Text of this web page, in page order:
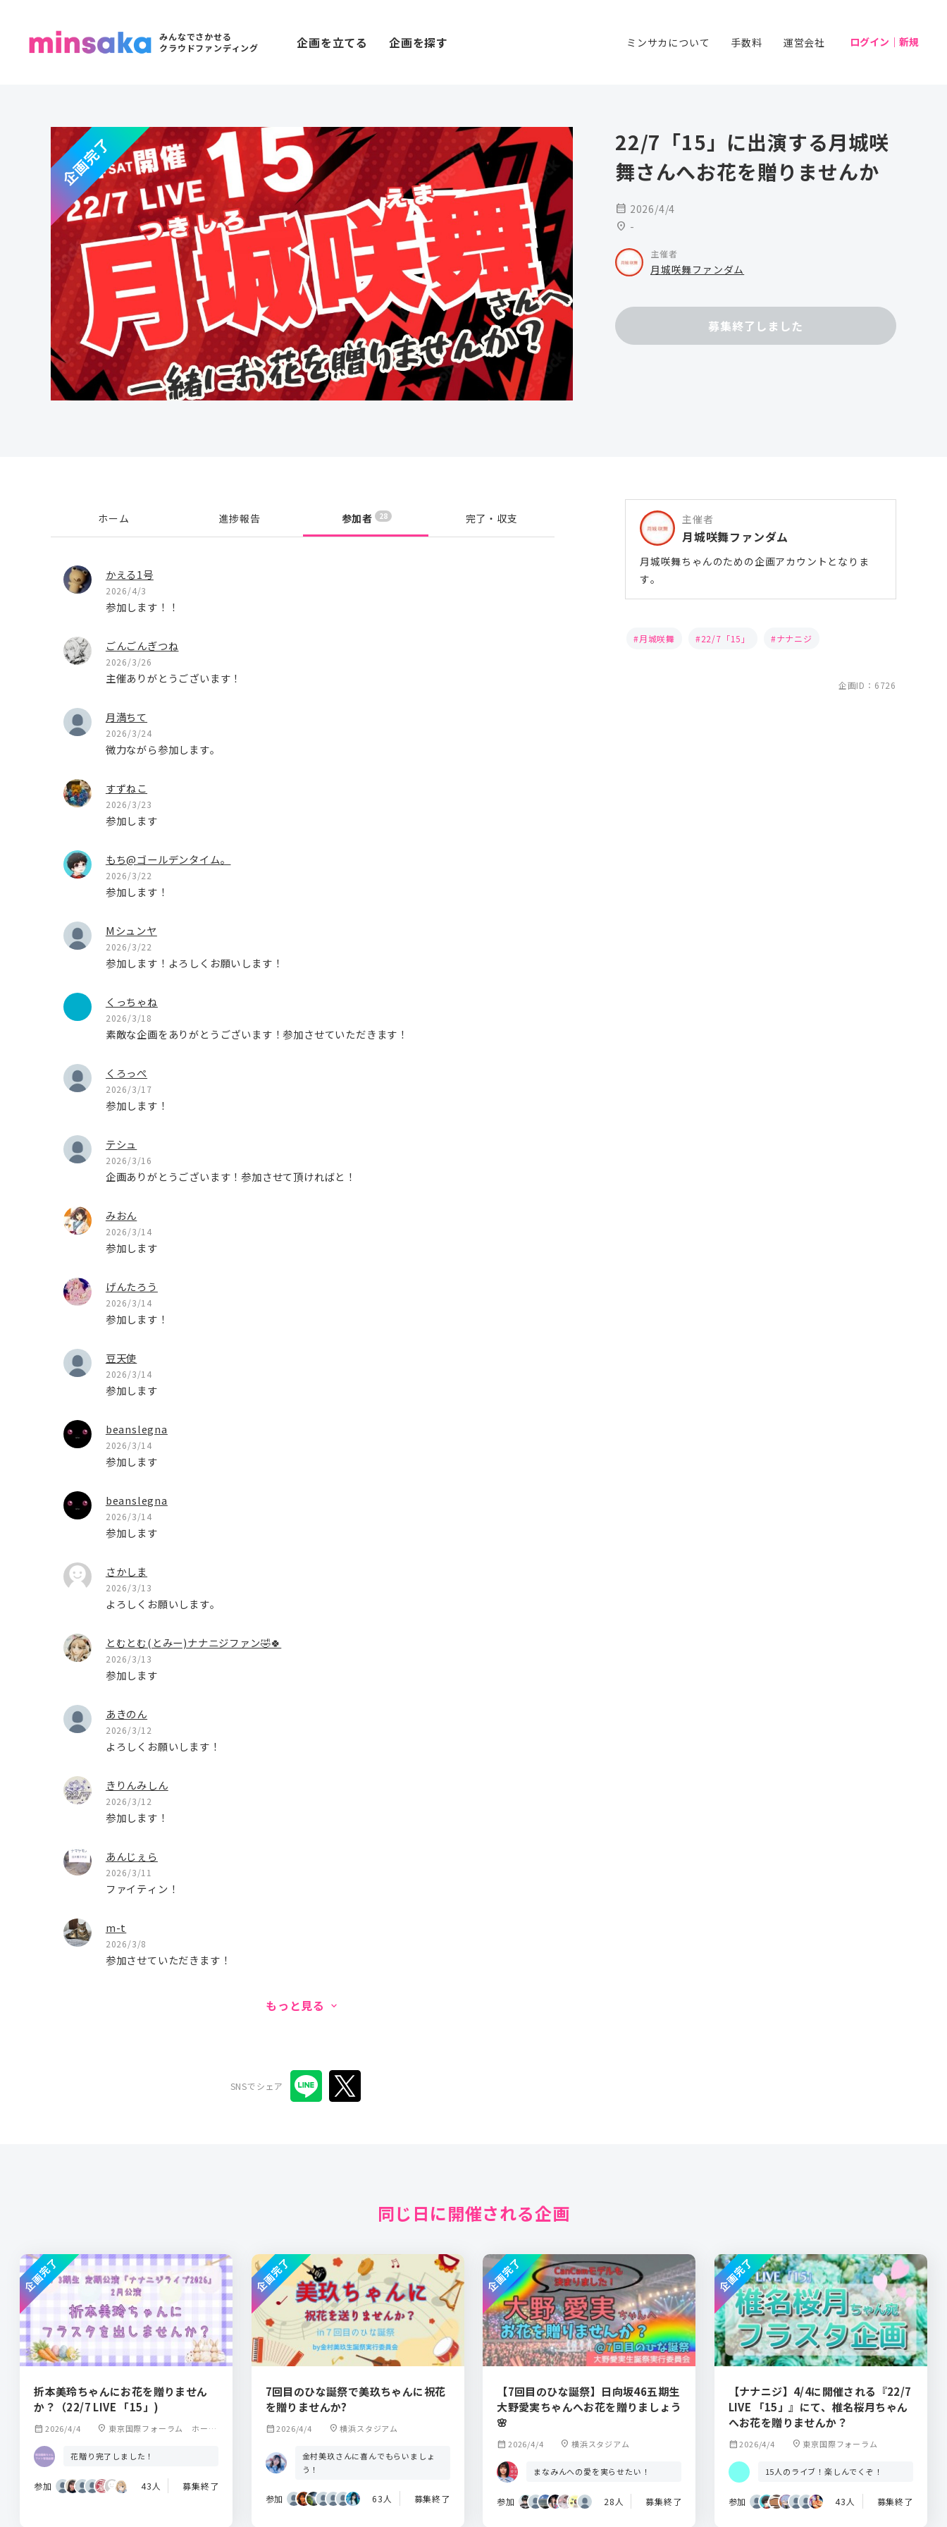
みんなでさかせる
クラウドファンディング
企画を立てる 企画を探す ミンサカについて 手数料 運営会社 ログイン｜新規
企画完了
22/7「15」に出演する月城咲
舞さんへお花を贈りませんか
calendar_month 2026/4/4
location_on -
主催者
月城咲舞ファンダム
募集終了しました
ホーム 進捗報告 参加者 28 完了・収支
かえる1号
2026/4/3
参加します！！
ごんごんぎつね
2026/3/26
主催ありがとうございます！
月満ちて
2026/3/24
微力ながら参加します。
すずねこ
2026/3/23
参加します
もち@ゴールデンタイム。
2026/3/22
参加します！
Mシュンヤ
2026/3/22
参加します！よろしくお願いします！
くっちゃね
2026/3/18
素敵な企画をありがとうございます！参加させていただきます！
くろっぺ
2026/3/17
参加します！
テシュ
2026/3/16
企画ありがとうございます！参加させて頂ければと！
みおん
2026/3/14
参加します
げんたろう
2026/3/14
参加します！
豆天使
2026/3/14
参加します
beanslegna
2026/3/14
参加します
beanslegna
2026/3/14
参加します
さかしま
2026/3/13
よろしくお願いします。
とむとむ(とみー)ナナニジファン🤣🍀
2026/3/13
参加します
あきのん
2026/3/12
よろしくお願いします！
きりんみしん
2026/3/12
参加します！
あんじぇら
2026/3/11
ファイティン！
m-t
2026/3/8
参加させていただきます！
もっと見る keyboard_arrow_down
SNSでシェア
主催者
月城咲舞ファンダム
月城咲舞ちゃんのための企画アカウントとなりま
す。
月城咲舞 22/7「15」 ナナニジ
企画ID：6726
同じ日に開催される企画
折本美玲ちゃんにお花を贈りません
か？（22/7 LIVE 「15」)
calendar_month 2026/4/4 location_on 東京国際フォーラム ホール
花贈り完了しました！
参加 43人 募集終了
企画完了
7回目のひな誕祭で美玖ちゃんに祝花
を贈りませんか?
calendar_month2026/4/4 location_on 横浜スタジアム
金村美玖さんに喜んでもらいましょ
う！
参加 63人 募集終了
企画完了
【7回目のひな誕祭】日向坂46五期生
大野愛実ちゃんへお花を贈りましょう
🌸
calendar_month 2026/4/4 location_on 横浜スタジアム
まなみんへの愛を実らせたい！
参加 28人 募集終了
企画完了
【ナナニジ】4/4に開催される『22/7
LIVE 「15」』にて、椎名桜月ちゃん
へお花を贈りませんか？
calendar_month2026/4/4 location_on 東京国際フォーラム
15人のライブ！楽しんでくぞ！
参加 43人 募集終了
企画完了